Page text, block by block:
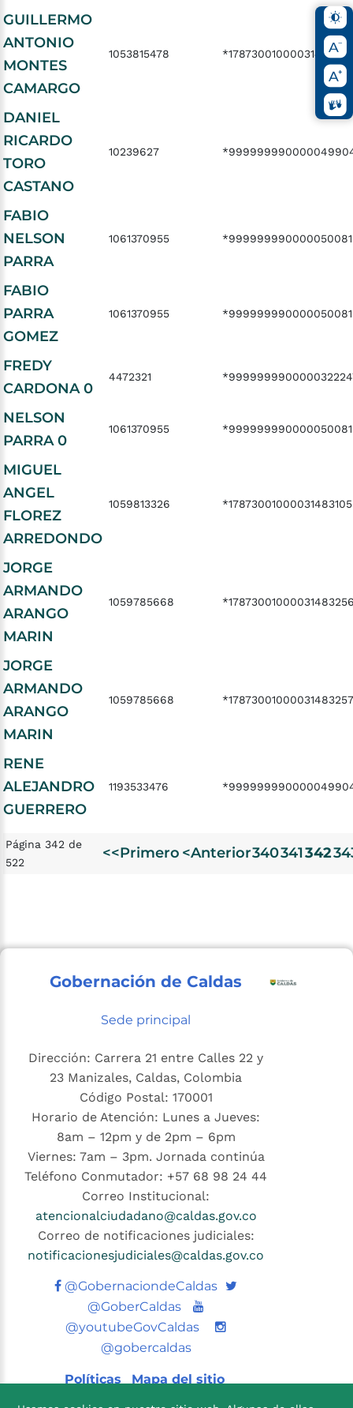
GUILLERMO
ANTONIO
MONTES
CAMARGO
1053815478
DANIEL
RICARDO
TORO
CASTANO
10239627
FABIO
NELSON
PARRA
1061370955
FABIO
PARRA
GOMEZ
1061370955
FREDY
CARDONA 0
4472321
NELSON
PARRA 0
1061370955
MIGUEL
ANGEL
FLOREZ
ARREDONDO
1059813326 *17873001000031483105
JORGE
ARMANDO
ARANGO
MARIN
1059785668
JORGE
ARMANDO
ARANGO
MARIN
1059785668 *17873001000031483257
RENE
ALEJANDRO
GUERRERO
1193533476
Página 342 de
522
<<Primero <Anterior340341342
Gobernación de Caldas
Sede principal
Dirección: Carrera 21 entre Calles 22 y
23 Manizales, Caldas, Colombia
Código Postal: 170001
Horario de Atención: Lunes a Jueves:
8am – 12pm y de 2pm – 6pm
Viernes: 7am – 3pm. Jornada continúa
Teléfono Conmutador: +57 68 98 24 44
Correo Institucional:
atencionalciudadano@caldas.gov.co
Correo de notificaciones judiciales:
notificacionesjudiciales@caldas.gov.co
@GobernaciondeCaldas Twitter
@GoberCaldas
Youtube
@youtubeGovCaldas
@gobercaldas
Políticas Mapa del sitio